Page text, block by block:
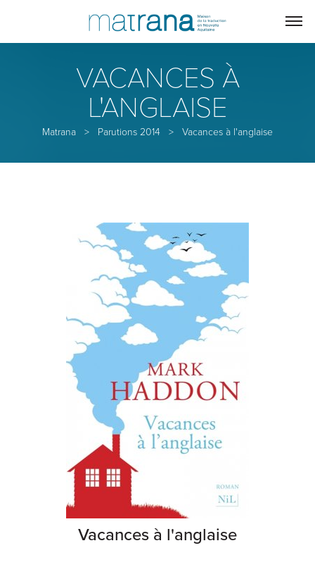
VACANCES À
L'ANGLAISE
Matrana > Parutions 2014 > Vacances à l'anglaise
Vacances à l'anglaise